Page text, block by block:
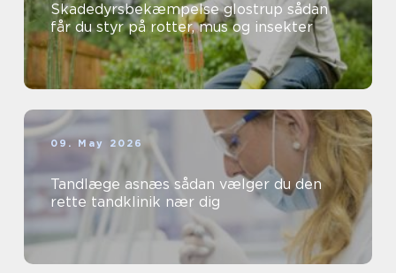
Skadedyrsbekæmpelse glostrup sådan
får du styr på rotter, mus og insekter
09. May 2026
Tandlæge asnæs sådan vælger du den
rette tandklinik nær dig